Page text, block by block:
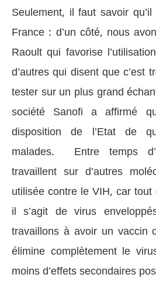
Seulement, il faut savoir
France : d’un côté, nous
Raoult qui favorise
d’autres qui disent que c’est
tester sur un plus grand
société Sanofi a affirmé
disposition de l’Etat de
malades. Entre temps
travaillent sur d’autres
utilisée contre le VIH, car
il s’agit de virus
travaillons à avoir un vaccin
élimine complètement le
moins d’effets secondaires